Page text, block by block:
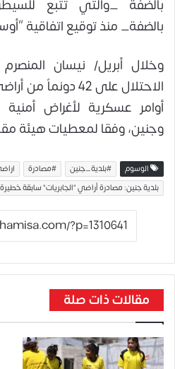
بالضفة _والتي تتبع
بالضفة_ منذ توقيع اتفاقية
أوامر عسكرية لأغراض
وجنين، وفقا لمعطيات هيئة
الوسوم #بلدية_جنين #مصادرة
بلدية جنين: مصادرة أراضي "الجابريات" سابقة خطيرة
مقالات ذات صلة